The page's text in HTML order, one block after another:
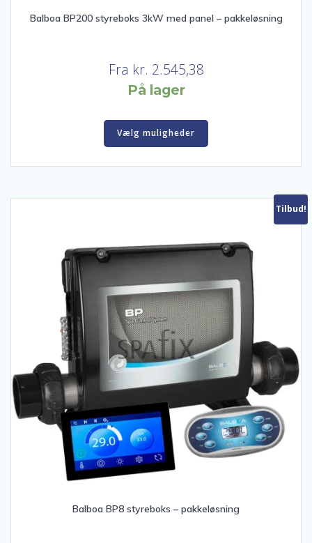
Balboa BP200 styreboks 3kW med panel – pakkeløsning
Fra kr. 2.545,38
På lager
Vælg muligheder
Tilbud!
Balboa BP8 styreboks – pakkeløsning